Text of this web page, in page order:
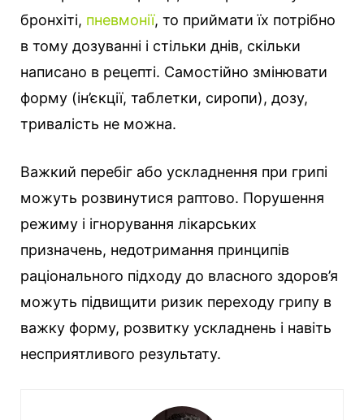
бронхіті, пневмонії, то приймати їх потрібно
в тому дозуванні і стільки днів, скільки
написано в рецепті. Самостійно змінювати
форму (ін’єкції, таблетки, сиропи), дозу,
тривалість не можна.
Важкий перебіг або ускладнення при грипі
можуть розвинутися раптово. Порушення
режиму і ігнорування лікарських
призначень, недотримання принципів
раціонального підходу до власного здоров’я
можуть підвищити ризик переходу грипу в
важку форму, розвитку ускладнень і навіть
несприятливого результату.